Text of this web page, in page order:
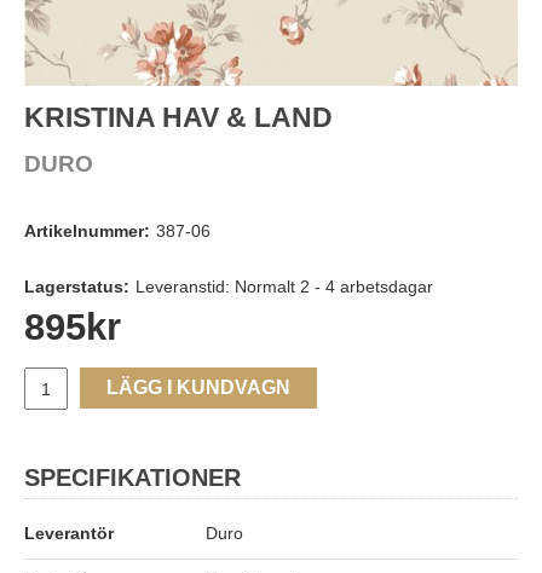
KRISTINA HAV & LAND
DURO
Artikelnummer: 387-06
Lagerstatus: Leveranstid: Normalt 2 - 4 arbetsdagar
895kr
LÄGG I KUNDVAGN
SPECIFIKATIONER
Leverantör Duro